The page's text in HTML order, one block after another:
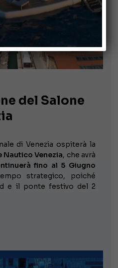
del Salone
di Venezia ospiterà la
Nautico Venezia, che avrà
fino al 5 Giugno
strategico, poiché
e il ponte festivo del 2